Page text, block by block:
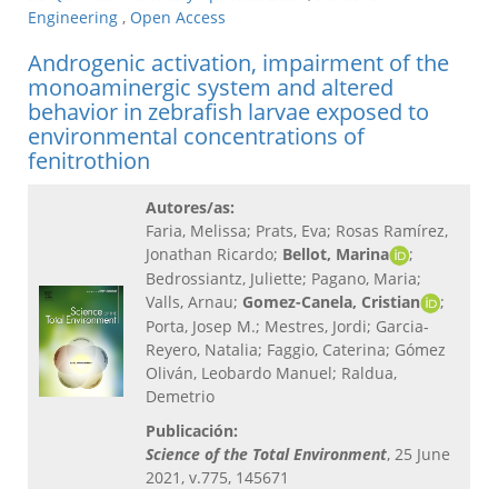
Engineering , Open Access
Androgenic activation, impairment of the
monoaminergic system and altered
behavior in zebrafish larvae exposed to
environmental concentrations of
fenitrothion
Autores/as:
Faria, Melissa; Prats, Eva; Rosas Ramírez,
Jonathan Ricardo; Bellot, Marina
;
Bedrossiantz, Juliette; Pagano, Maria;
Valls, Arnau; Gomez-Canela, Cristian
;
Porta, Josep M.; Mestres, Jordi; Garcia-
Reyero, Natalia; Faggio, Caterina; Gómez
Oliván, Leobardo Manuel; Raldua,
Demetrio
Publicación:
Science of the Total Environment, 25 June
2021, v.775, 145671